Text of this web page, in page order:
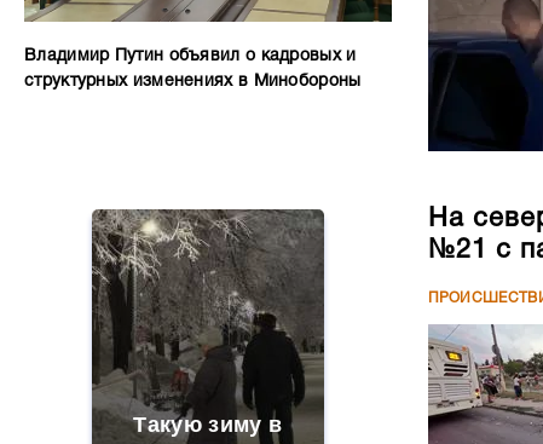
Владимир Путин объявил о кадровых и
структурных изменениях в Минобороны
Такую зиму в
На
№21 с